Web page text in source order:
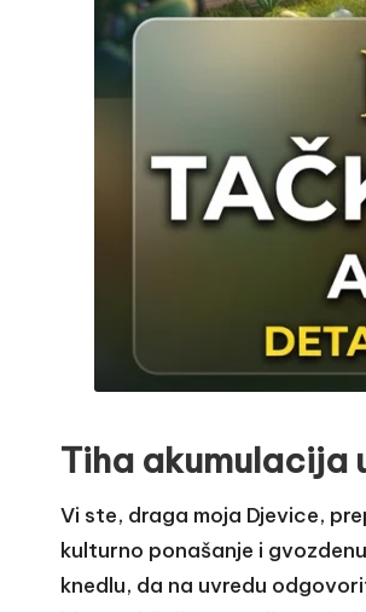
Tiha akumulacija
Vi ste, draga moja Djevice,
kulturno ponašanje i
knedlu, da na uvredu